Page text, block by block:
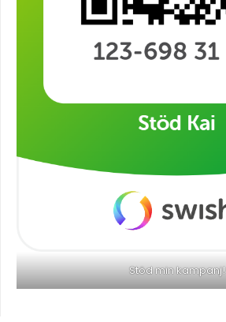
Stöd min kampanj!